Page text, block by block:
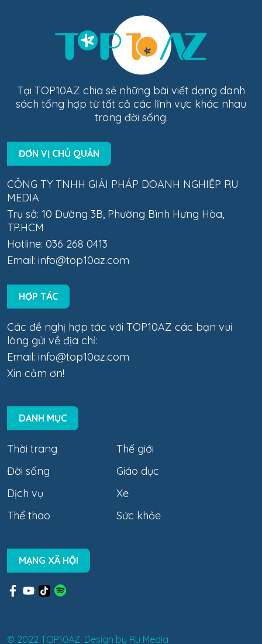
Tại TOP10AZ chia sẻ những bài viết dạng danh
sách tổng hợp từ tất cả các lĩnh vực khác nhau
trong đời sống.
ĐƠN VỊ CHỦ QUẢN
CÔNG TY TNHH GIẢI PHÁP DOANH NGHIỆP RU
MEDIA
Trụ sở: 10 Đường 3B, Phường Bình Hưng Hòa,
TP.HCM
Hotline: 036 268 0413
Email: info@top10az.com
HỢP TÁC
Các đề nghị hợp tác với TOP10AZ các bạn vui
lòng gửi về địa chỉ:
Email: info@top10az.com
Xin cảm ơn!
DANH MỤC
Thời trang
Thế giới
Đời sống
Giáo dục
Dịch vụ
Xe
Thể thao
Sức khỏe
MẠNG XÃ HỘI
© 2022 TOP10AZ. Design by Ru Media